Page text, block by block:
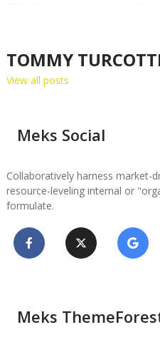
TOMMY
View all posts
Meks Social
Collaboratively harness market-
resource-leveling internal or
formulate.
Meks